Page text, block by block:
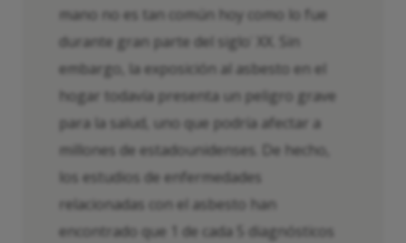
mano no es tan común hoy como lo fue
durante gran parte del siglo
XX. Sin
embargo, la exposición al asbesto en el
hogar todavía presenta un peligro grave
para la salud, uno que podría afectar a
millones de estadounidenses. De hecho,
los estudios de enfermedades
relacionadas con el asbesto han
encontrado que 1 de cada 5 diagnósticos